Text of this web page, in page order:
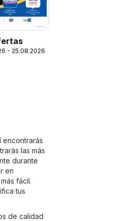
- 25.08.2026
encontrarás
las más
durante
en
fácil.
tus
de calidad